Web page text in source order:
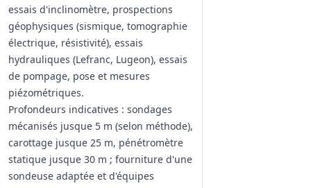
essais d'inclinomètre, prospections
géophysiques (sismique, tomographie
électrique, résistivité), essais
hydrauliques (Lefranc, Lugeon), essais
de pompage, pose et mesures
piézométriques.
Profondeurs indicatives : sondages
mécanisés jusque 5 m (selon méthode),
carottage jusque 25 m, pénétromètre
statique jusque 30 m ; fourniture d'une
sondeuse adaptée et d'équipes